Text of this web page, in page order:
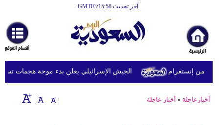
آخر تحديث GMT03:15:58
أخبارعاجلة
رياضة
ثقافة
إقتصاد
الجيش الإسرائيلي يعلن بدء موجة هجمات من إنستغرام
أخبارعاجلة » أخبار عاجلة